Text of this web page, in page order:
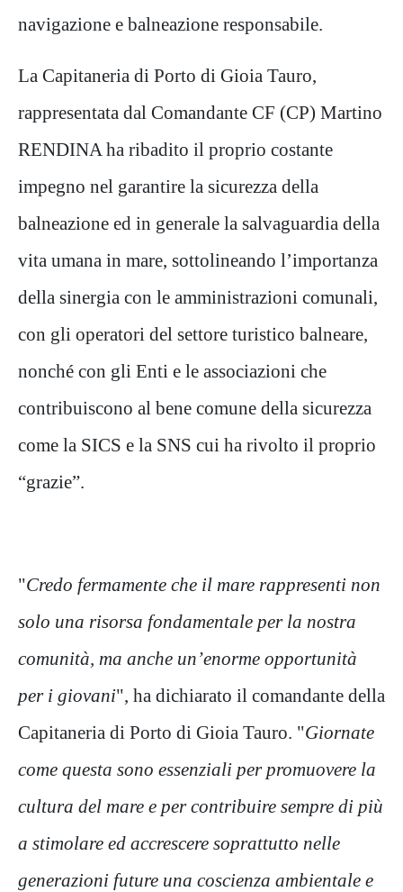
navigazione e balneazione responsabile.
La Capitaneria di Porto di Gioia Tauro,
rappresentata dal Comandante CF (CP) Martino
RENDINA ha ribadito il proprio costante
impegno nel garantire la sicurezza della
balneazione ed in generale la salvaguardia della
vita umana in mare, sottolineando l’importanza
della sinergia con le amministrazioni comunali,
con gli operatori del settore turistico balneare,
nonché con gli Enti e le associazioni che
contribuiscono al bene comune della sicurezza
come la SICS e la SNS cui ha rivolto il proprio
“grazie”.
"Credo fermamente che il mare rappresenti non
solo una risorsa fondamentale per la nostra
comunità, ma anche un’enorme opportunità
per i giovani", ha dichiarato il comandante della
Capitaneria di Porto di Gioia Tauro. "Giornate
come questa sono essenziali per promuovere la
cultura del mare e per contribuire sempre di più
a stimolare ed accrescere soprattutto nelle
generazioni future una coscienza ambientale e